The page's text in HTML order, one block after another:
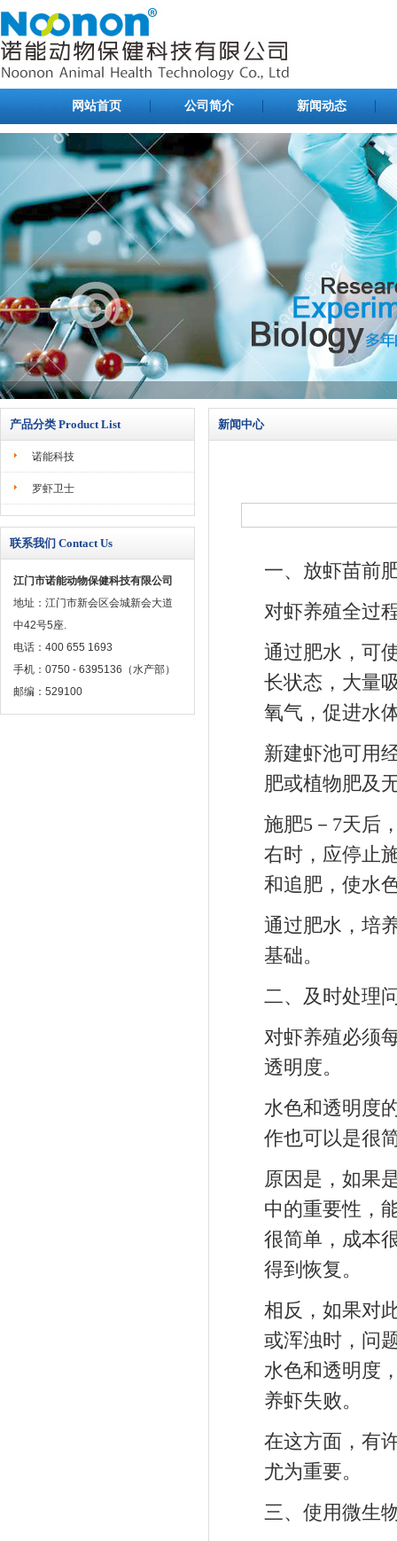
网站首页 公司简介 新闻动态
产品分类 Product List
诺能科技
罗虾卫士
联系我们 Contact Us
江门市诺能动物保健科技有限公司
地址：江门市新会区会城新会大道
中42号5座.
电话：400 655 1693
手机：0750 - 6395136（水产部）
邮编：529100
新闻中心
一、放虾苗前
对虾养殖全过
通过肥水，可
长状态，大量
氧气，促进水
新建虾池可用
肥或植物肥及
施肥5－7天后
右时，应停止
和追肥，使水
通过肥水，培
基础。
二、及时处理
对虾养殖必须
透明度。
水色和透明度
作也可以是很
原因是，如果
中的重要性，
很简单，成本
得到恢复。
相反，如果对
或浑浊时，问
水色和透明度
养虾失败。
在这方面，有
尤为重要。
三、使用微生